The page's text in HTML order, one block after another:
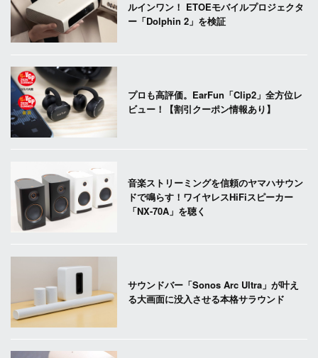
ルインワン！ ETOEモバイルプロジェクタ
ー「Dolphin 2」を検証
プロも高評価。EarFun「Clip2」全方位レ
ビュー！【割引クーポン情報あり】
音楽ストリーミングを信頼のヤマハサウン
ドで鳴らす！ワイヤレスHiFiスピーカー
「NX-70A」を聴く
サウンドバー「Sonos Arc Ultra」が叶え
る大画面に没入させる本格サラウンド